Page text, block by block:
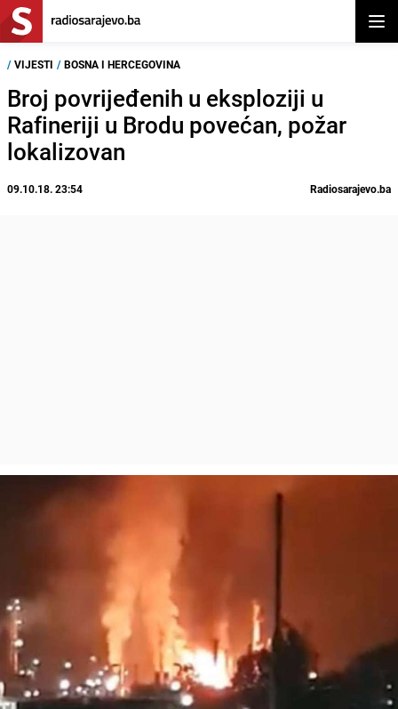
/ VIJESTI / BOSNA I HERCEGOVINA
Broj povrijeđenih u eksploziji u
Rafineriji u Brodu povećan, požar
lokalizovan
09.10.18. 23:54 Radiosarajevo.ba